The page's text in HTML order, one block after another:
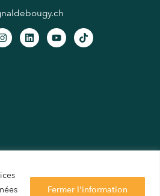
Fermer l'information
Avez-vous des questions ?